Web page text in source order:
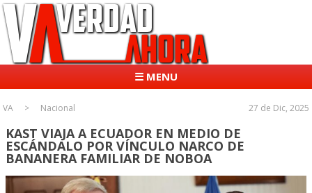
☰ MENU
VA Nacional 27 de Dic, 2025
KAST VIAJA A ECUADOR EN MEDIO DE
ESCÁNDALO POR VÍNCULO NARCO DE
BANANERA FAMILIAR DE NOBOA